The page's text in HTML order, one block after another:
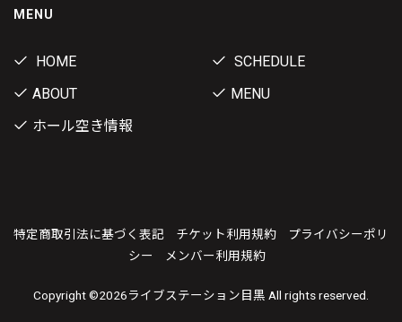
MENU
HOME
SCHEDULE
ABOUT
MENU
ホール空き情報
特定商取引法に基づく表記 チケット利用規約
プライバシーポリ
シー
メンバー利用規約
Copyright ©2026ライブステーション目黒 All rights reserved.